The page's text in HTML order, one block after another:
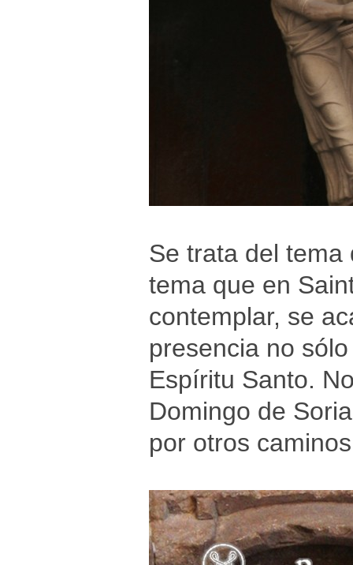
Se trata del tema
tema que en
contemplar, se
presencia no
Espíritu Santo.
Domingo de
por otros